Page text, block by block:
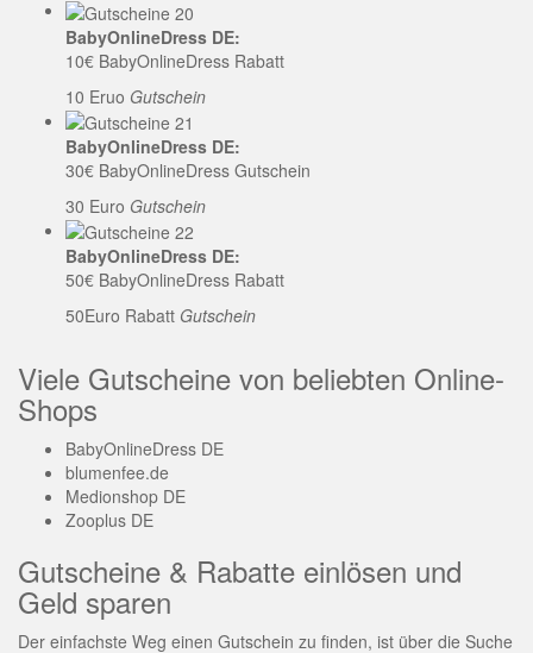
BabyOnlineDress DE:
10€ BabyOnlineDress Rabatt
10 Eruo Gutschein
BabyOnlineDress DE:
30€ BabyOnlineDress Gutschein
30 Euro Gutschein
BabyOnlineDress DE:
50€ BabyOnlineDress Rabatt
50Euro Rabatt Gutschein
Viele Gutscheine von beliebten Online-
Shops
BabyOnlineDress DE
blumenfee.de
Medionshop DE
Zooplus DE
Gutscheine & Rabatte einlösen und
Geld sparen
Der einfachste Weg einen Gutschein zu finden, ist über die Suche